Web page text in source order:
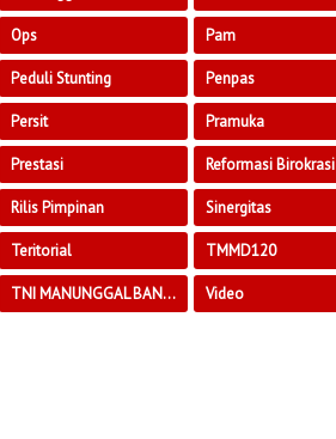
Ops Pam
Peduli Stunting Penpas
Persit Pramuka
Prestasi Reformasi Birokrasi
Rilis Pimpinan Sinergitas
Teritorial TMMD120
TNI MANUNGGAL BANGUN DESA Video